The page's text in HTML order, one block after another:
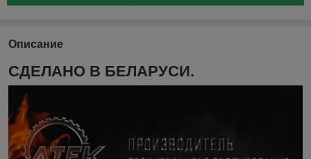
Описание
СДЕЛАНО В БЕЛАРУСИ.